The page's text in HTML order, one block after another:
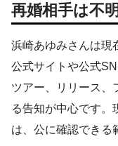
再婚相手は不明
浜崎あゆみさんは現
公式サイトや公式
ツアー、リリース、
る告知が中心です。
は、公に確認できる